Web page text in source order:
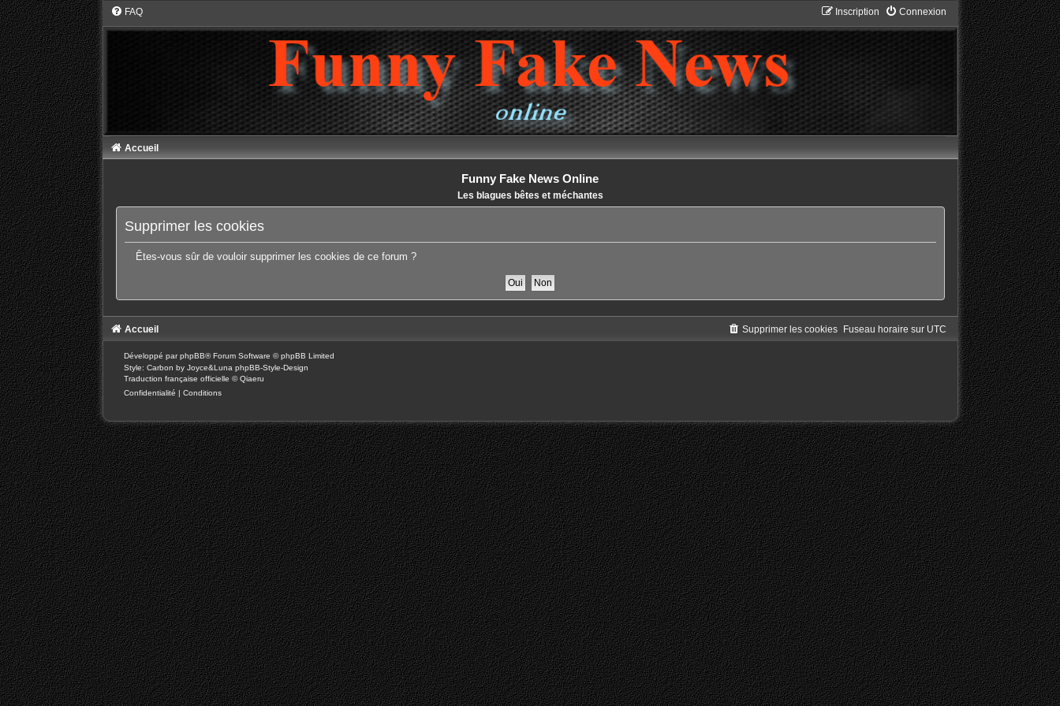
FAQ Connexion
Inscription
Accueil
Funny Fake News Online
Les blagues bêtes et méchantes
Supprimer les cookies
Êtes-vous sûr de vouloir supprimer les cookies de ce forum ?
Accueil Fuseau horaire sur UTC
Supprimer les cookies
Développé parphpBB® Forum Software © phpBB Limited
Style: Carbon by Joyce&Luna phpBB-Style-Design
Traduction française officielle ©Qiaeru
Confidentialité | Conditions